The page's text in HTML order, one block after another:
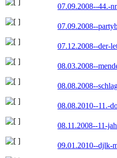
07.09.2008--44.-
07.09.2008--
07.12.2008--der-
08.03.2008--
08.08.2008--
08.08.2010--11.-
08.11.2008--11-
09.01.2010--djlk-